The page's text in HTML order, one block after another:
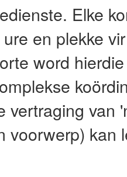
Elke
en plekke
word
vertraging van
voorwerp) kan